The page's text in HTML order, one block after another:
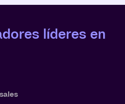
líderes en